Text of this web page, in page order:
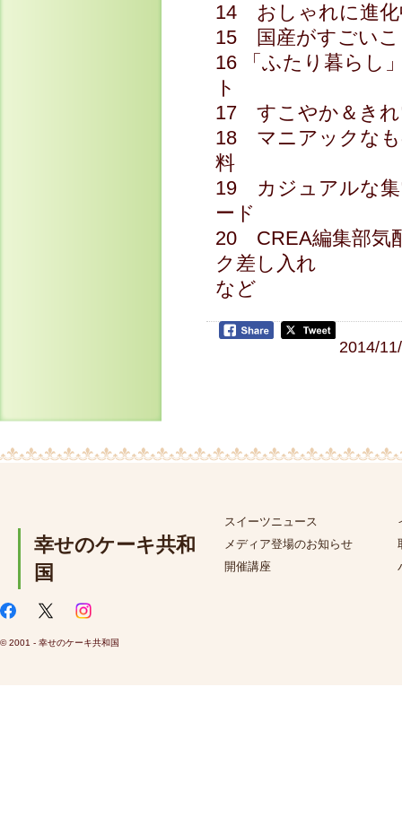
14 おしゃれに進
15 国産がすごい
16 「ふたり暮らし
ト
17 すこやか＆き
18 マニアックな
料
19 カジュアルな
ード
20 CREA編集部気
ク差し入れ
など
2014/
幸せのケーキ共和
国
スイーツニュース
メディア登場のお知らせ
開催講座
© 2001 - 幸せのケーキ共和国